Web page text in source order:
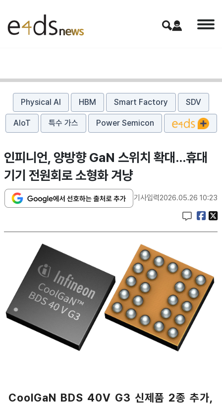
Physical AI HBM Smart Factory SDV
AIoT 특수 가스 Power Semicon
인피니언, 양방향 GaN 스위치 확대…휴대
기기 전원회로 소형화 겨냥
기사입력2026.05.26 10:23
CoolGaN BDS 40V G3 신제품 2종 추가,